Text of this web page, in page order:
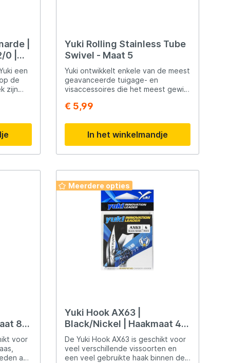
|
|
een
de
zijn
Yuki Rolling Stainless Tube
Swivel - Maat 5
Yuki ontwikkelt enkele van de meest
geavanceerde tuigage- en
visaccessoires die het meest gewild
Rolling Stainless Tube Swivel is
maar hoort in geen enkele
tacklebox te ontbreken.
€ 5,99
In het winkelmandje
8 |
voor
aas
Meerdere opties
Yuki Hook AX63 |
Black/Nickel | Haakmaat 4 |
Haak
De Yuki Hook AX63 is geschikt voor
veel verschillende vissoorten en
een veel gebruikte haak binnen de